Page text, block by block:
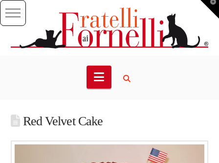
Navigation
Red Velvet Cake